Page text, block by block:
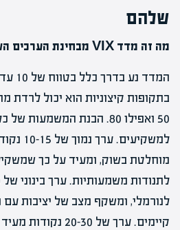
שלהם
מה זה מדד VIX מבחינת הערכים השונים שהוא יכול לקבל?
50 ואפילו 80. הבנת
מוחלטת בשוק, ומעיד על כך
לנורמלי, ומשקף מצב של יציבות עם
קיימים. ערך של 20-